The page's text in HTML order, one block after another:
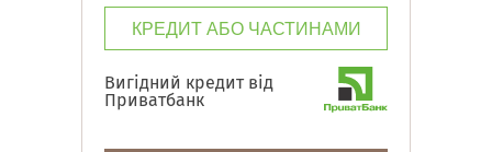
КРЕДИТ АБО ЧАСТИНАМИ
Вигідний кредит від
Приватбанк